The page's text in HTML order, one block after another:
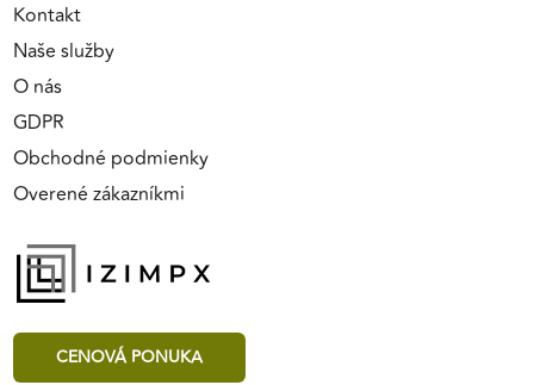
Kontakt
Naše služby
O nás
GDPR
Obchodné podmienky
Overené zákazníkmi
CENOVÁ PONUKA